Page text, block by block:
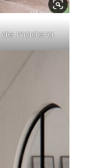
madera